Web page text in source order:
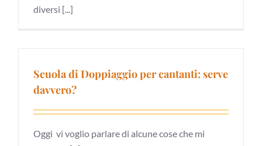
diversi [...]
Scuola di Doppiaggio per cantanti: serve
davvero?
Oggi vi voglio parlare di alcune cose che mi